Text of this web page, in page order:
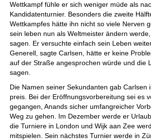
Wettkampf fühle er sich weniger müde als
Kandidatenturnier. Besonders die zweite
Wettkampfes hätte ihn nicht so viele Nerven
sein leben nun als Weltmeister ändern
sagen. Er versuchte einfach sein Leben
Generell, sagte Carlsen, hätte er keine
auf der Straße angesprochen würde und die
sagen.
Die Namen seiner Sekundanten gab Carlsen
preis. Bei der Eröffnungsvorbereitung sei es
gegangen, Anands sicher umfangreicher
Weg zu gehen. Im Dezember werde er
die Turniere in London und Wijk aan Zee
mitspielen. Sein nächstes Turnier werde in